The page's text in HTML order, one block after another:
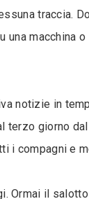
traccia.
macchina
notizie in
giorno
i compagni e
Ormai il